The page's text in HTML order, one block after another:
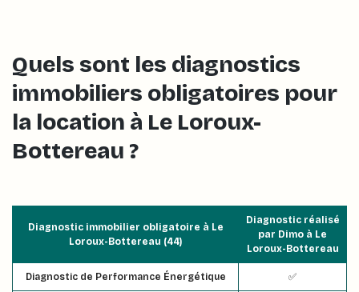
Quels sont les diagnostics
immobiliers obligatoires pour
la location à Le Loroux-
Bottereau ?
Diagnostic immobilier obligatoire à Le
Loroux-Bottereau (44)
Diagnostic réalisé
par Dimo à Le
Loroux-Bottereau
Diagnostic de Performance Énergétique ✅